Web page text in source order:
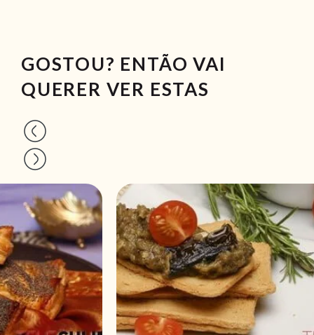
GOSTOU? ENTÃO VAI
QUERER VER ESTAS